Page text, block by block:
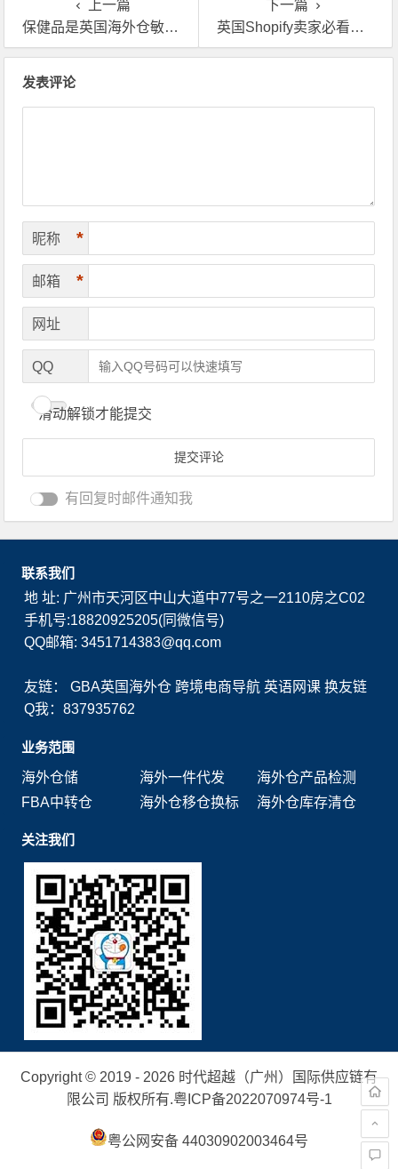
上一篇
保健品是英国海外仓敏货吗？可不可以直接一件代发？
下一篇
英国Shopify卖家必看的海外仓“神操作”
发表评论
昵称 *
邮箱 *
网址
QQ
滑动解锁才能提交
有回复时邮件通知我
联系我们
地 址: 广州市天河区中山大道中77号之一2110房之C02
手机号:18820925205(同微信号)
QQ邮箱: 3451714383@qq.com
友链：GBA英国海外仓 跨境电商导航 英语网课 换友链
Q我：837935762
业务范围
海外仓储
海外一件代发
海外仓产品检测
FBA中转仓
海外仓移仓换标 海外仓库存清仓
关注我们
Copyright © 2019 - 2026 时代超越（广州）国际供应链有
限公司 版权所有.粤ICP备2022070974号-1
粤公网安备 44030902003464号